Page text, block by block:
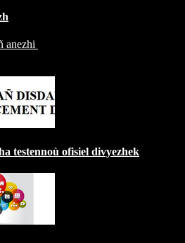
anezhi
testennoù ofisiel divyezhek